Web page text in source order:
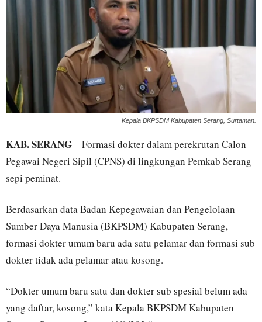
Kepala BKPSDM Kabupaten Serang, Surtaman.
KAB. SERANG– Formasi dokter dalam perekrutan Calon
Pegawai Negeri Sipil (CPNS) di lingkungan Pemkab Serang
sepi peminat.
Berdasarkan data Badan Kepegawaian dan Pengelolaan
Sumber Daya Manusia (BKPSDM) Kabupaten Serang,
formasi dokter umum baru ada satu pelamar dan formasi sub
dokter tidak ada pelamar atau kosong.
“Dokter umum baru satu dan dokter sub spesial belum ada
yang daftar, kosong,” kata Kepala BKPSDM Kabupaten